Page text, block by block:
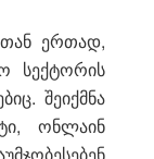
ერთად,
სექტორის
შეიქმნა
ონლაინ